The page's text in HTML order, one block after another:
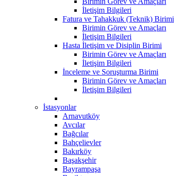
İletişim Bilgileri
Fatura ve Tahakkuk (Teknik) Birimi
Birimin Görev ve Amaçları
İletişim Bilgileri
Hasta İletişim ve Disiplin Birimi
Birimin Görev ve Amaçları
İletişim Bilgileri
İnceleme ve Soruşturma Birimi
Birimin Görev ve Amaçları
İletişim Bilgileri
İstasyonlar
Arnavutköy
Avcılar
Bağcılar
Bahçelievler
Bakırköy
Başakşehir
Bayrampaşa